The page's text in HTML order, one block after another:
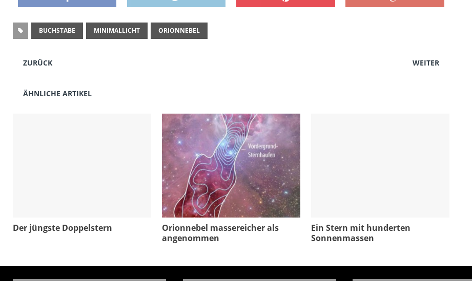
BUCHSTABE MINIMALLICHT ORIONNEBEL
ZURÜCK WEITER
ÄHNLICHE ARTIKEL
Der jüngste Doppelstern
Orionnebel massereicher als
angenommen
Ein Stern mit hunderten
Sonnenmassen